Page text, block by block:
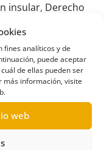
fines analíticos y de
puede aceptar
de ellas pueden ser
más información, visite
web
insular, Derecho